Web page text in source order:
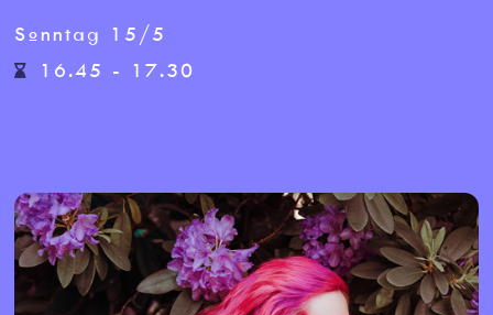
Sonntag 15/5
16.45 - 17.30